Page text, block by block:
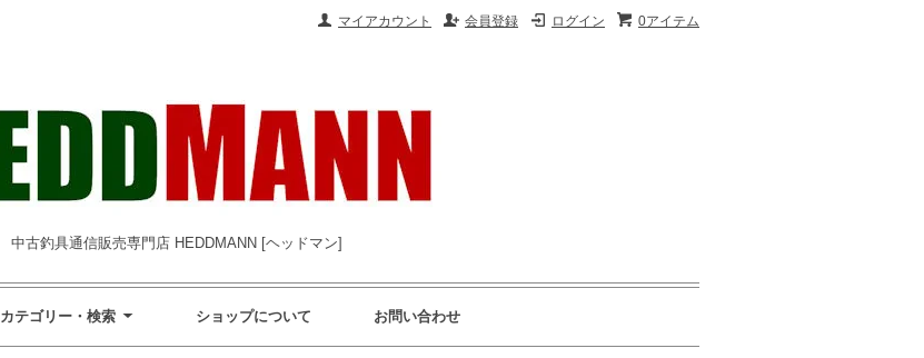
0アイテム
ログイン
会員登録
マイアカウント
中古釣具通信販売専門店 HEDDMANN [ヘッドマン]
カテゴリー・検索 ショップについて お問い合わせ